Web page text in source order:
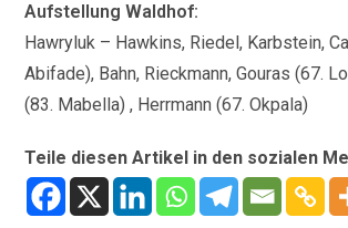
Aufstellung Waldhof:
Hawryluk – Hawkins, Riedel, Karbstein,
Abifade), Bahn, Rieckmann, Gouras (67.
(83. Mabella) , Herrmann (67. Okpala)
Teile diesen Artikel in den sozialen